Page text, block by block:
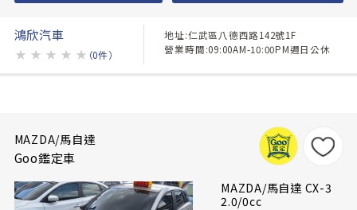
鴻欣汽車
★ ★ ★ ★ ★ （0件）
地址:仁武區八德西路142號1F
營業時間:09:00AM-10:00PM週日公休
MAZDA/馬自達
Goo鑑定車
MAZDA/馬自達 CX-3
2.0/0cc